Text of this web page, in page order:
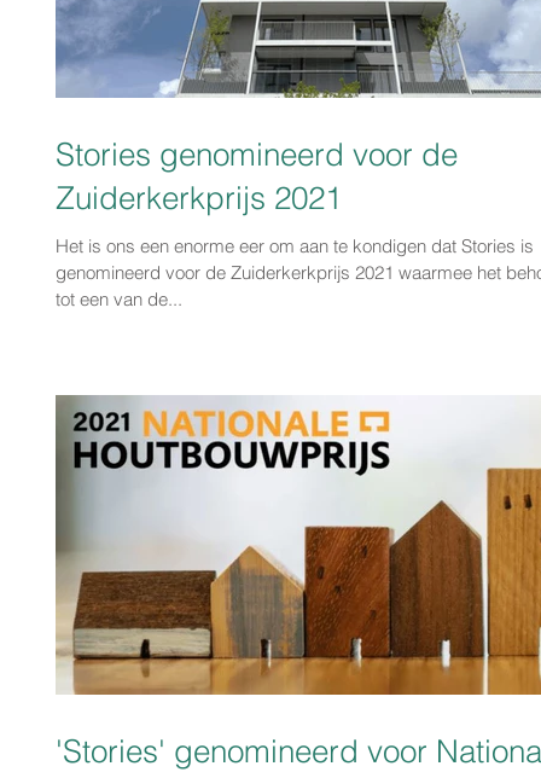
Stories genomineerd voor de
Zuiderkerkprijs 2021
Het is ons een enorme eer om aan te kondigen dat Stories is
genomineerd voor de Zuiderkerkprijs 2021 waarmee het behoort
tot een van de...
'Stories' genomineerd voor